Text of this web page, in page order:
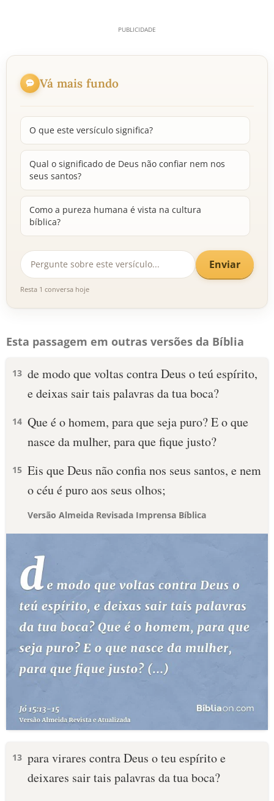
Vá mais fundo
O que este versículo significa?
Qual o significado de Deus não confiar nem nos
seus santos?
Como a pureza humana é vista na cultura
bíblica?
Enviar
Resta 1 conversa hoje
Esta passagem em outras versões da Bíblia
13 de modo que voltas contra Deus o teú espírito,
e deixas sair tais palavras da tua boca?
14 Que é o homem, para que seja puro? E o que
nasce da mulher, para que fique justo?
15 Eis que Deus não confia nos seus santos, e nem
o céu é puro aos seus olhos;
Versão Almeida Revisada Imprensa Bíblica
13 para virares contra Deus o teu espírito e
deixares sair tais palavras da tua boca?